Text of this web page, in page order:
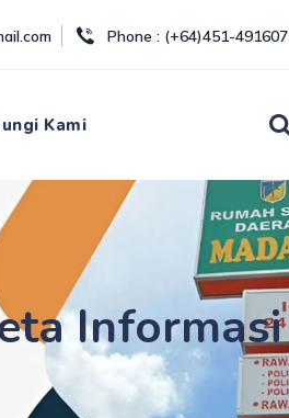
Phone : (+64)451-491607
Kami
Informasi